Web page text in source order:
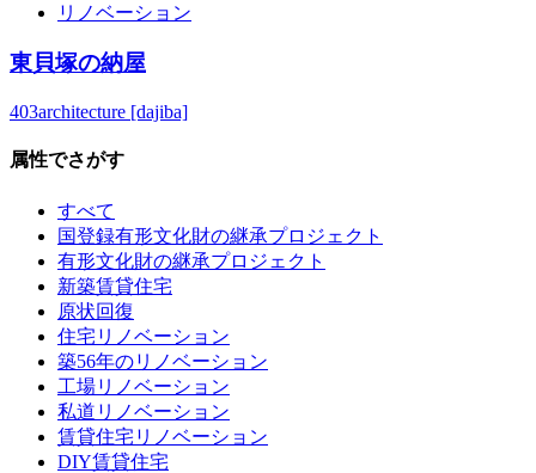
リノベーション
東貝塚の納屋
403architecture [dajiba]
属性でさがす
すべて
国登録有形文化財の継承プロジェクト
有形文化財の継承プロジェクト
新築賃貸住宅
原状回復
住宅リノベーション
築56年のリノベーション
工場リノベーション
私道リノベーション
賃貸住宅リノベーション
DIY賃貸住宅